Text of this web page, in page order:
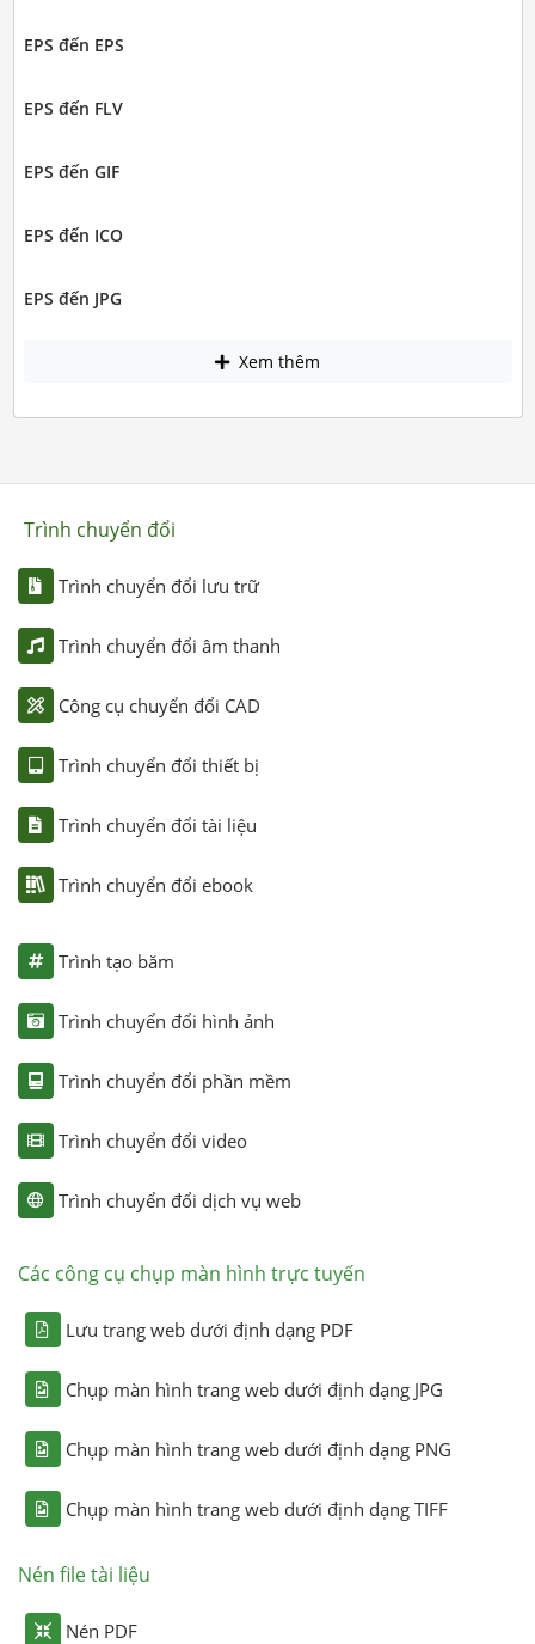
EPS đến EPS
EPS đến FLV
EPS đến GIF
EPS đến ICO
EPS đến JPG
Xem thêm
Trình chuyển đổi
Trình chuyển đổi lưu trữ
Trình chuyển đổi âm thanh
Công cụ chuyển đổi CAD
Trình chuyển đổi thiết bị
Trình chuyển đổi tài liệu
Trình chuyển đổi ebook
Trình tạo băm
Trình chuyển đổi hình ảnh
Trình chuyển đổi phần mềm
Trình chuyển đổi video
Trình chuyển đổi dịch vụ web
Các công cụ chụp màn hình trực tuyến
Lưu trang web dưới định dạng PDF
Chụp màn hình trang web dưới định dạng JPG
Chụp màn hình trang web dưới định dạng PNG
Chụp màn hình trang web dưới định dạng TIFF
Nén file tài liệu
Nén PDF